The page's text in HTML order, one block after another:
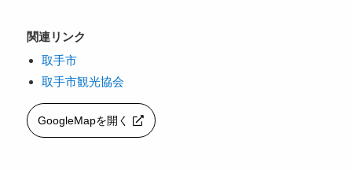
関連リンク
取手市
取手市観光協会
GoogleMapを開く